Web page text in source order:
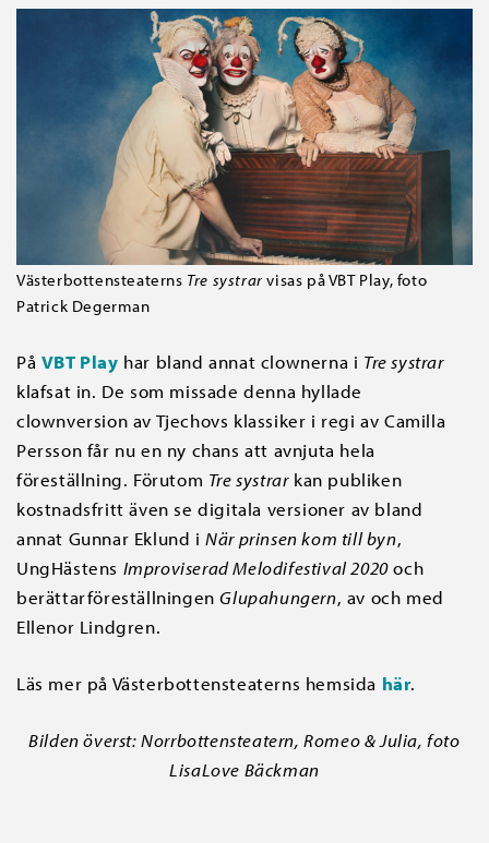
Västerbottensteaterns Tre systrar visas på VBT Play, foto
Patrick Degerman
På VBT Play har bland annat clownerna i Tre systrar
klafsat in. De som missade denna hyllade
clownversion av Tjechovs klassiker i regi av Camilla
Persson får nu en ny chans att avnjuta hela
föreställning. Förutom Tre systrarkan publiken
kostnadsfritt även se digitala versioner av bland
annat Gunnar Eklund iNär prinsen kom till byn,
UngHästens Improviserad Melodifestival 2020och
berättarföreställningenGlupahungern, av och med
Ellenor Lindgren.
Läs mer på Västerbottensteaterns hemsida här.
Bilden överst: Norrbottensteatern, Romeo & Julia, foto
LisaLove Bäckman